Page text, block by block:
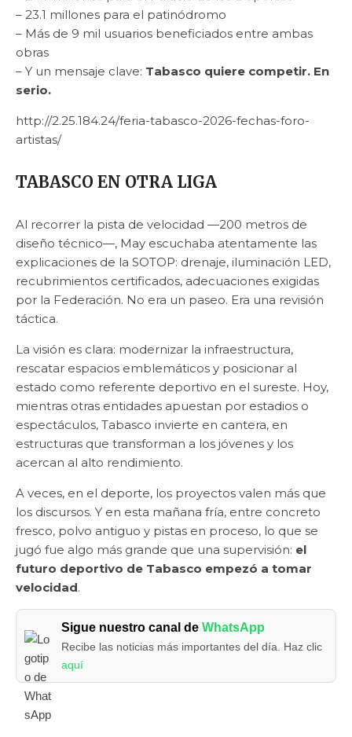
– 23.1 millones para el patinódromo
– Más de 9 mil usuarios beneficiados entre ambas
obras
– Y un mensaje clave: Tabasco quiere competir. En
serio.
http://2.25.184.24/feria-tabasco-2026-fechas-foro-
artistas/
TABASCO EN OTRA LIGA
Al recorrer la pista de velocidad —200 metros de
diseño técnico—, May escuchaba atentamente las
explicaciones de la SOTOP: drenaje, iluminación LED,
recubrimientos certificados, adecuaciones exigidas
por la Federación. No era un paseo. Era una revisión
táctica.
La visión es clara: modernizar la infraestructura,
rescatar espacios emblemáticos y posicionar al
estado como referente deportivo en el sureste. Hoy,
mientras otras entidades apuestan por estadios o
espectáculos, Tabasco invierte en cantera, en
estructuras que transforman a los jóvenes y los
acercan al alto rendimiento.
A veces, en el deporte, los proyectos valen más que
los discursos. Y en esta mañana fría, entre concreto
fresco, polvo antiguo y pistas en proceso, lo que se
jugó fue algo más grande que una supervisión: el
futuro deportivo de Tabasco empezó a tomar
velocidad.
Sigue nuestro canal deWhatsApp
Recibe las noticias más importantes del día. Haz clic
aquí